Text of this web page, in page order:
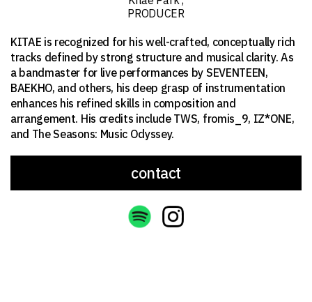
PRODUCER
KITAE is recognized for his well-crafted, conceptually rich
tracks defined by strong structure and musical clarity. As
a bandmaster for live performances by SEVENTEEN,
BAEKHO, and others, his deep grasp of instrumentation
enhances his refined skills in composition and
arrangement. His credits include TWS, fromis_9, IZ*ONE,
and The Seasons: Music Odyssey.
contact